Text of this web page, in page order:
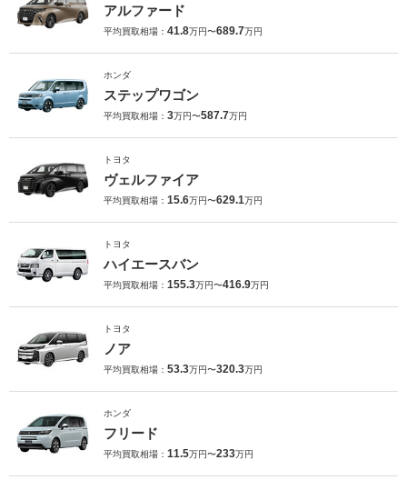
アルファード
平均買取相場： 41.8万円〜689.7万円
ホンダ
ステップワゴン
平均買取相場： 3万円〜587.7万円
トヨタ
ヴェルファイア
平均買取相場： 15.6万円〜629.1万円
トヨタ
ハイエースバン
平均買取相場： 155.3万円〜416.9万円
トヨタ
ノア
平均買取相場： 53.3万円〜320.3万円
ホンダ
フリード
平均買取相場： 11.5万円〜233万円